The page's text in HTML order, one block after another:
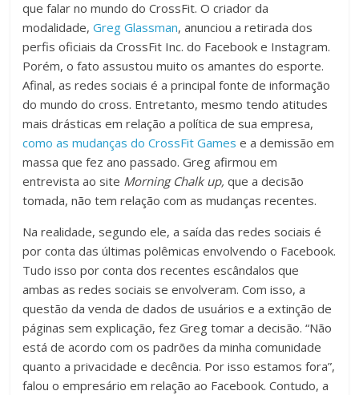
que falar no mundo do CrossFit. O criador da
modalidade, Greg Glassman, anunciou a retirada dos
perfis oficiais da CrossFit Inc. do Facebook e Instagram.
Porém, o fato assustou muito os amantes do esporte.
Afinal, as redes sociais é a principal fonte de informação
do mundo do cross. Entretanto, mesmo tendo atitudes
mais drásticas em relação a política de sua empresa,
como as mudanças do CrossFit Games e a demissão em
massa que fez ano passado. Greg afirmou em
entrevista ao site Morning Chalk up,que a decisão
tomada, não tem relação com as mudanças recentes.
Na realidade, segundo ele, a saída das redes sociais é
por conta das últimas polêmicas envolvendo o Facebook.
Tudo isso por conta dos recentes escândalos que
ambas as redes sociais se envolveram. Com isso, a
questão da venda de dados de usuários e a extinção de
páginas sem explicação, fez Greg tomar a decisão. “Não
está de acordo com os padrões da minha comunidade
quanto a privacidade e decência. Por isso estamos fora”,
falou o empresário em relação ao Facebook. Contudo, a